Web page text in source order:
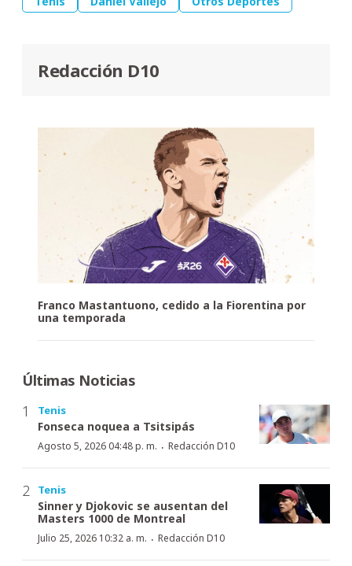
Redacción D10
Franco Mastantuono, cedido a la Fiorentina por
una temporada
Últimas Noticias
Tenis
Fonseca noquea a Tsitsipás
Agosto 5, 2026 04:48 p. m. · Redacción D10
Tenis
Sinner y Djokovic se ausentan del
Masters 1000 de Montreal
Julio 25, 2026 10:32 a. m. · Redacción D10